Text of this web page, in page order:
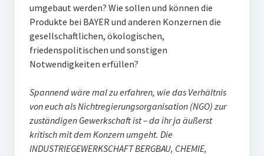
umgebaut werden? Wie sollen und können die
Produkte bei BAYER und anderen Konzernen die
gesellschaftlichen, ökologischen,
friedenspolitischen und sonstigen
Notwendigkeiten erfüllen?
Spannend wäre mal zu erfahren, wie das Verhältnis
von euch als Nichtregierungsorganisation (NGO) zur
zuständigen Gewerkschaft ist – da ihr ja äußerst
kritisch mit dem Konzern umgeht. Die
INDUSTRIEGEWERKSCHAFT BERGBAU, CHEMIE,